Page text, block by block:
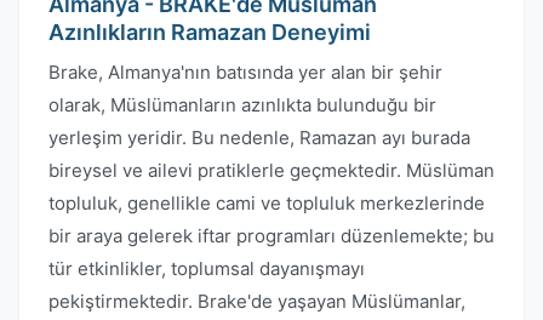
Azınlıkların Ramazan Deneyimi
Brake, Almanya'nın batısında yer alan bir şehir
olarak, Müslümanların azınlıkta bulunduğu bir
yerleşim yeridir. Bu nedenle, Ramazan ayı burada
bireysel ve ailevi pratiklerle geçmektedir. Müslüman
topluluk, genellikle cami ve topluluk merkezlerinde
bir araya gelerek iftar programları düzenlemekte; bu
tür etkinlikler, toplumsal dayanışmayı
pekiştirmektedir. Brake'de yaşayan Müslümanlar,